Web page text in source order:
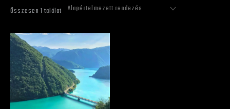
Összesen 1 találat
Ártartomány:
590 €
-
970 €
Ennek
terméknek
több
variációja
van.